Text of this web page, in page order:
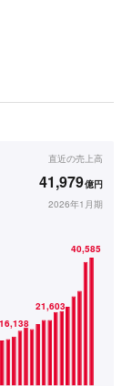
直近の売上高
41,979億円
2026年1月期